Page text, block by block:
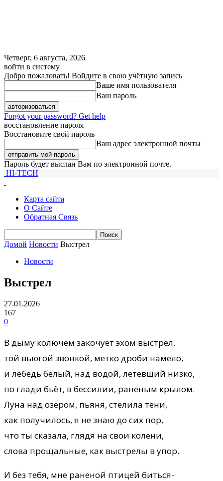
Четверг, 6 августа, 2026
войти в систему
Добро пожаловать! Войдите в свою учётную запись
Ваше имя пользователя
Ваш пароль
Forgot your password? Get help
восстановление пароля
Восстановите свой пароль
Ваш адрес электронной почты
Пароль будет выслан Вам по электронной почте.
HI-TECH
Карта сайта
О Сайте
Обратная Связь
Домой Новости Выстрел
Новости
Выстрел
27.01.2026
167
0
В дыму колючем закочует эхом выстрел,
той вьюгой звонкой, метко дроби намело,
и лебедь белый, над водой, летевший низко,
по глади бьёт, в бессилии, раненым крылом.
Луна над озером, пьяня, стелила тени,
как получилось, я не знаю до сих пор,
что ты сказала, глядя на свои колени,
слова прощальные, как выстрелы в упор.
И без тебя, мне раненой птицей биться-